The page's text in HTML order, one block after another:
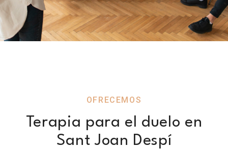
OFRECEMOS
Terapia para el duelo en
Sant Joan Despí